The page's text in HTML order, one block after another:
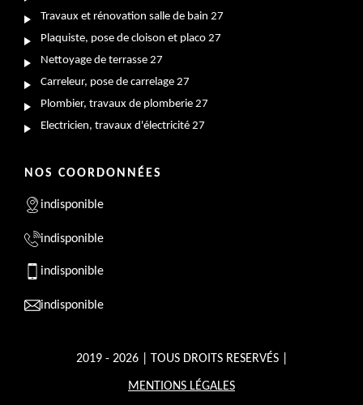
Travaux et rénovation salle de bain 27
Plaquiste, pose de cloison et placo 27
Nettoyage de terrasse 27
Carreleur, pose de carrelage 27
Plombier, travaux de plomberie 27
Electricien, travaux d'électricité 27
NOS COORDONNÉES
indisponible
indisponible
indisponible
indisponible
2019 - 2026 | TOUS DROITS RESERVÉS |
MENTIONS LÉGALES